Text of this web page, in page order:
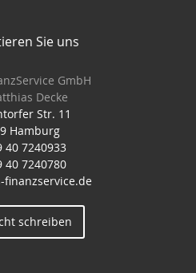
Sie uns
GmbH
Decke
Str. 11
Hamburg
40 7240933
40 7240780
finanzservice.de
schreiben